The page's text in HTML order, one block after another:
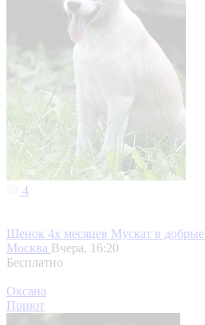
4
Щенок 4х месяцев Мускат в
Москва Вчера, 16:20
Бесплатно
Оксана
Приют